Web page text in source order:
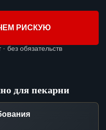
РИСКУЮ
без обязательств
для пекарни